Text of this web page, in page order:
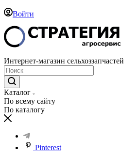
Войти
Интернет-магазин сельхоззапчастей
Каталог
По всему сайту
По каталогу
Pinterest